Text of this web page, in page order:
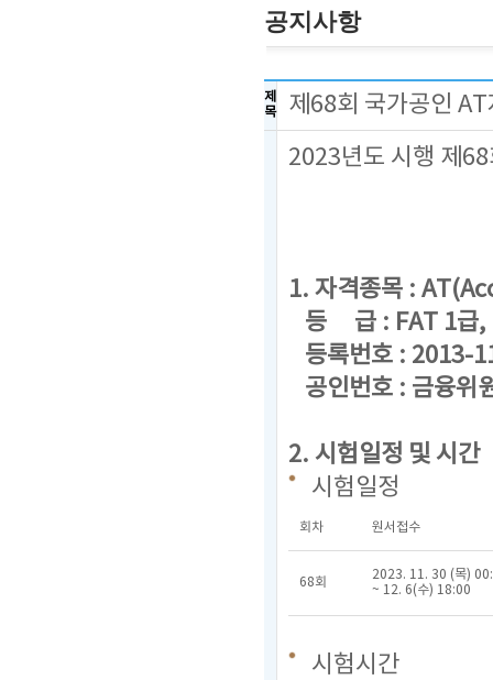
공지사항
제
목
제68회 국가공인
2023년도 시행 제
1. 자격종목 :
등 급 : FAT 1급,
등록번호 : 2013-
공인번호 : 금융위
2. 시험일정 및 시간
시험일정
회차 원서접수
68회
2023. 11. 30 (목)
~ 12. 6(수) 18:00
시험시간